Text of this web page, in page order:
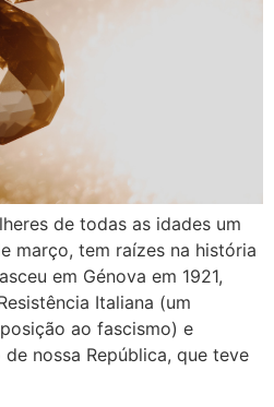
de todas as idades um
março, tem raízes na história
em Génova em 1921,
Italiana (um
ao fascismo) e
nossa República, que teve